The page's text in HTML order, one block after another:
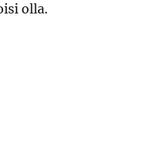
olla.